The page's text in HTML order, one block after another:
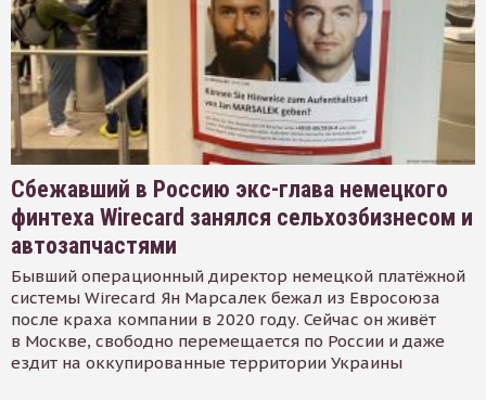
Сбежавший в Россию экс-глава немецкого
финтеха Wirecard занялся сельхозбизнесом и
автозапчастями
Бывший операционный директор немецкой платёжной
системы Wirecard Ян Марсалек бежал из Евросоюза
после краха компании в 2020 году. Сейчас он живёт
в Москве, свободно перемещается по России и даже
ездит на оккупированные территории Украины